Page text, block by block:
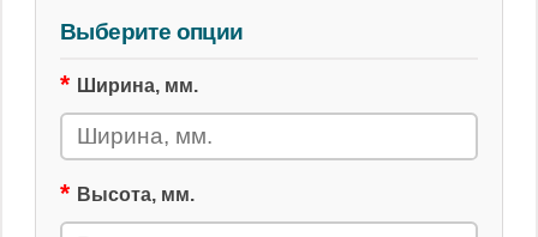
Выберите опции
Ширина, мм.
Высота, мм.